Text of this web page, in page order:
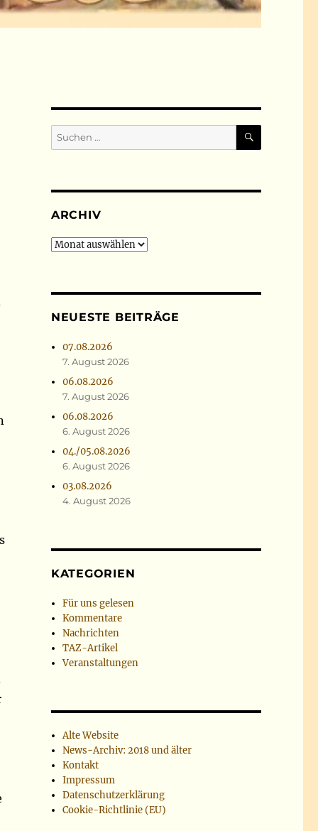
Suchen
nach:
SUCHEN
ARCHIV
Archiv
NEUESTE BEITRÄGE
07.08.2026
7. August 2026
06.08.2026
7. August 2026
06.08.2026
6. August 2026
04./05.08.2026
6. August 2026
03.08.2026
4. August 2026
KATEGORIEN
Für uns gelesen
Kommentare
Nachrichten
TAZ-Artikel
Veranstaltungen
Alte Website
News-Archiv: 2018 und älter
Kontakt
Impressum
Datenschutzerklärung
Cookie-Richtlinie (EU)